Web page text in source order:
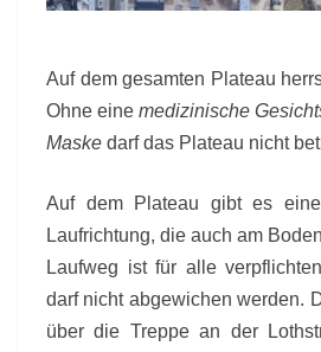
Auf dem gesamten Plateau
Ohne eine medizinische
Maske darf das Plateau nicht
Auf dem Plateau gibt es
Laufrichtung, die auch am
Laufweg ist für alle
darf nicht abgewichen werden.
über die Treppe an der